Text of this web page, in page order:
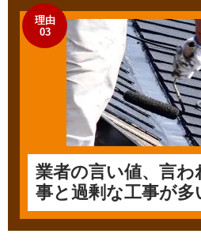
理由
03
業者の言い値、言
事と過剰な工事が多